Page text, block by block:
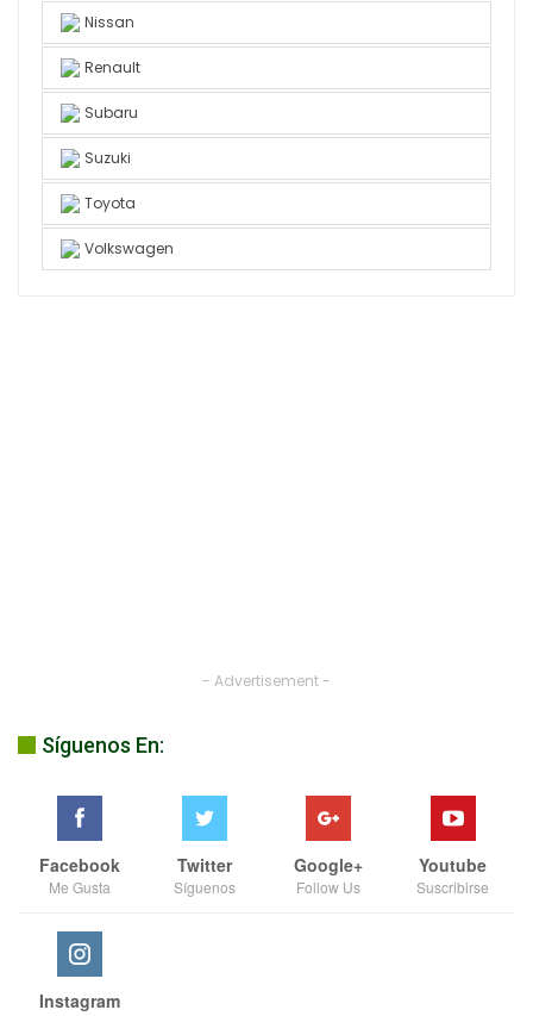
Nissan
Renault
Subaru
Suzuki
Toyota
Volkswagen
- Advertisement -
Síguenos En:
Facebook
Me Gusta
Twitter
Síguenos
Google+
Follow Us
Youtube
Suscribirse
Instagram